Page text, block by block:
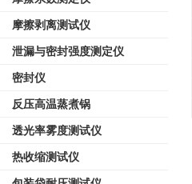
摩擦剥离测试仪
泄漏与密封强度测定仪
密封仪
反压高温蒸煮锅
透光率雾度测试仪
热收缩测试仪